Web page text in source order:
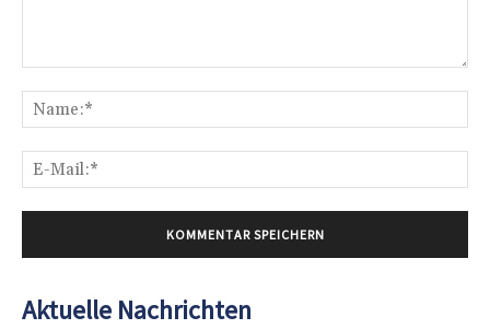
Aktuelle Nachrichten